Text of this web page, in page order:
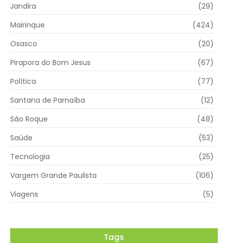
Jandira
(29)
Mairinque
(424)
Osasco
(20)
Pirapora do Bom Jesus
(67)
Política
(77)
Santana de Parnaíba
(12)
São Roque
(48)
Saúde
(53)
Tecnologia
(25)
Vargem Grande Paulista
(106)
Viagens
(5)
Tags